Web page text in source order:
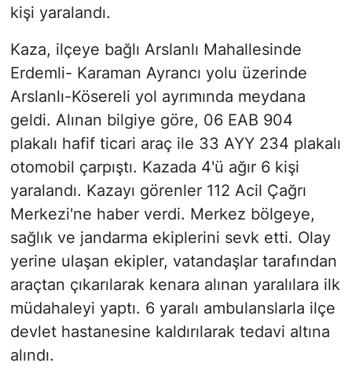
kişi yaralandı.
Kaza, ilçeye bağlı Arslanlı Mahallesinde
Erdemli- Karaman Ayrancı yolu üzerinde
Arslanlı-Kösereli yol ayrımında meydana
geldi. Alınan bilgiye göre, 06 EAB 904
plakalı hafif ticari araç ile 33 AYY 234 plakalı
otomobil çarpıştı. Kazada 4'ü ağır 6 kişi
yaralandı. Kazayı görenler 112 Acil Çağrı
Merkezi'ne haber verdi. Merkez bölgeye,
sağlık ve jandarma ekiplerini sevk etti. Olay
yerine ulaşan ekipler, vatandaşlar tarafından
araçtan çıkarılarak kenara alınan yaralılara ilk
müdahaleyi yaptı. 6 yaralı ambulanslarla ilçe
devlet hastanesine kaldırılarak tedavi altına
alındı.
Tanıtım